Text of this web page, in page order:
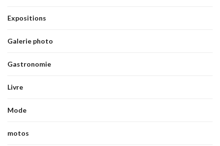
Expositions
Galerie photo
Gastronomie
Livre
Mode
motos